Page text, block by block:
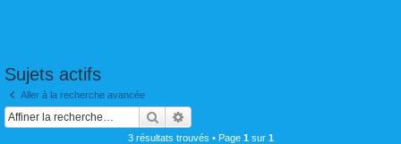
Sujets actifs
Aller à la recherche avancée
Rechercher
3 résultats trouvés • Page 1sur 1